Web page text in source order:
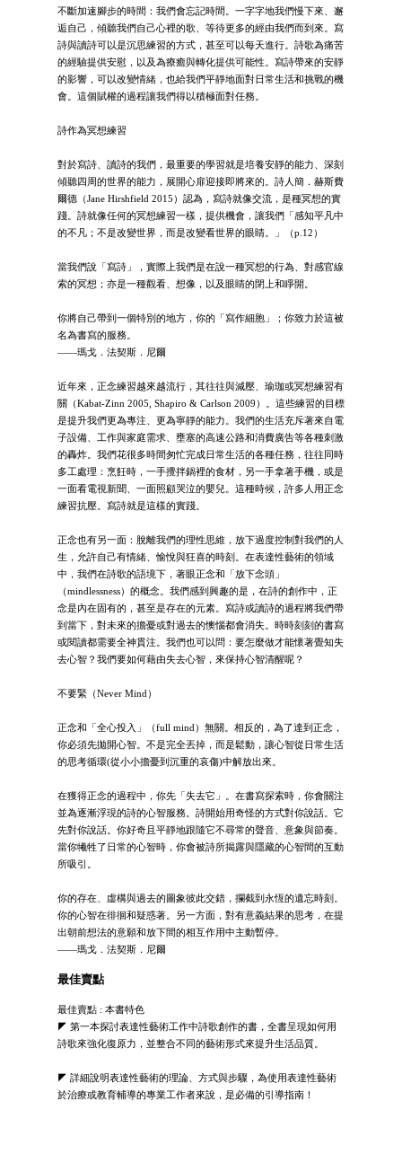
不斷加速腳步的時間：我們會忘記時間。一字字地我們慢下來、邂
逅自己，傾聽我們自己心裡的歌、等待更多的經由我們而到來。寫
詩與讀詩可以是沉思練習的方式，甚至可以每天進行。詩歌為痛苦
的經驗提供安慰，以及為療癒與轉化提供可能性。寫詩帶來的安靜
的影響，可以改變情緒，也給我們平靜地面對日常生活和挑戰的機
會。這個賦權的過程讓我們得以積極面對任務。
詩作為冥想練習
對於寫詩、讀詩的我們，最重要的學習就是培養安靜的能力、深刻
傾聽四周的世界的能力，展開心扉迎接即將來的。詩人簡．赫斯費
爾德（Jane Hirshfield 2015）認為，寫詩就像交流，是種冥想的實
踐。詩就像任何的冥想練習一樣，提供機會，讓我們「感知平凡中
的不凡；不是改變世界，而是改變看世界的眼睛。」（p.12）
當我們說「寫詩」，實際上我們是在說一種冥想的行為、對感官線
索的冥想；亦是一種觀看、想像，以及眼睛的閉上和睜開。
你將自己帶到一個特別的地方，你的「寫作細胞」；你致力於這被
名為書寫的服務。
——瑪戈．法契斯．尼爾
近年來，正念練習越來越流行，其往往與減壓、瑜珈或冥想練習有
關（Kabat-Zinn 2005, Shapiro & Carlson 2009）。這些練習的目標
是提升我們更為專注、更為寧靜的能力。我們的生活充斥著來自電
子設備、工作與家庭需求、壅塞的高速公路和消費廣告等各種刺激
的轟炸。我們花很多時間匆忙完成日常生活的各種任務，往往同時
多工處理：烹飪時，一手攪拌鍋裡的食材，另一手拿著手機，或是
一面看電視新聞、一面照顧哭泣的嬰兒。這種時候，許多人用正念
練習抗壓。寫詩就是這樣的實踐。
正念也有另一面：脫離我們的理性思維，放下過度控制對我們的人
生，允許自己有情緒、愉悅與狂喜的時刻。在表達性藝術的領域
中，我們在詩歌的語境下，著眼正念和「放下念頭」
（mindlessness）的概念。我們感到興趣的是，在詩的創作中，正
念是內在固有的，甚至是存在的元素。寫詩或讀詩的過程將我們帶
到當下，對未來的擔憂或對過去的懊惱都會消失。時時刻刻的書寫
或閱讀都需要全神貫注。我們也可以問：要怎麼做才能懷著覺知失
去心智？我們要如何藉由失去心智，來保持心智清醒呢？
不要緊（Never Mind）
正念和「全心投入」（full mind）無關。相反的，為了達到正念，
你必須先拋開心智。不是完全丟掉，而是鬆動，讓心智從日常生活
的思考循環(從小小擔憂到沉重的哀傷)中解放出來。
在獲得正念的過程中，你先「失去它」。在書寫探索時，你會關注
並為逐漸浮現的詩的心智服務。詩開始用奇怪的方式對你說話。它
先對你說話。你好奇且平靜地跟隨它不尋常的聲音、意象與節奏。
當你犧牲了日常的心智時，你會被詩所揭露與隱藏的心智間的互動
所吸引。
你的存在、虛構與過去的圖象彼此交錯，攔截到永恆的遺忘時刻。
你的心智在徘徊和疑惑著。另一方面，對有意義結果的思考，在提
出朝前想法的意願和放下間的相互作用中主動暫停。
——瑪戈．法契斯．尼爾
最佳賣點
最佳賣點 : 本書特色
◤ 第一本探討表達性藝術工作中詩歌創作的書，全書呈現如何用
詩歌來強化復原力，並整合不同的藝術形式來提升生活品質。
◤ 詳細說明表達性藝術的理論、方式與步驟，為使用表達性藝術
於治療或教育輔導的專業工作者來說，是必備的引導指南！